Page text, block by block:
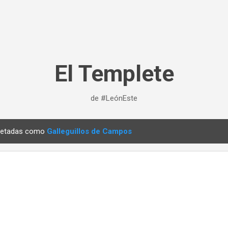
El Templete
de #LeónEste
como Galleguillos de Campos